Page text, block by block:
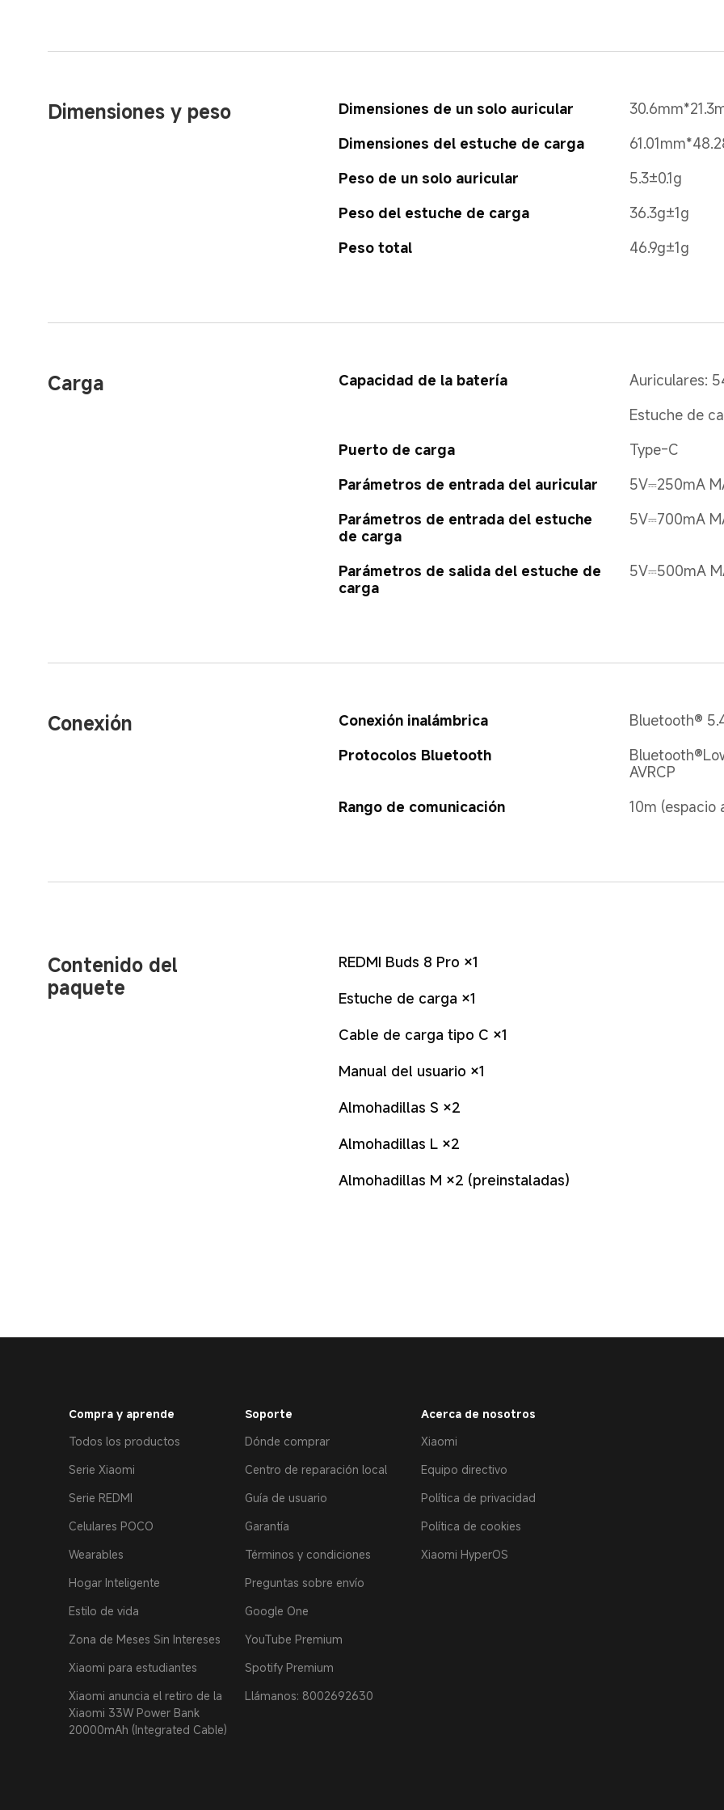
Dimensiones y peso Dimensiones de un solo auricular
Dimensiones del estuche de carga
Peso de un solo auricular
5.3±0.1g
Peso del estuche de carga
36.3g±1g
Peso total
46.9g±1g
Carga Capacidad de la batería
Auriculares:
Estuche de
Puerto de carga
Type-C
Parámetros de entrada del auricular
5V⎓250mA
Parámetros de entrada del estuche
de carga
5V⎓700mA
Parámetros de salida del estuche de
carga
5V⎓500mA
Conexión Conexión inalámbrica
Bluetooth®
Protocolos Bluetooth
AVRCP
Rango de comunicación
10m (espacio
Contenido del
paquete
REDMI Buds 8 Pro ×1
Estuche de carga ×1
Cable de carga tipo C ×1
Manual del usuario ×1
Almohadillas S ×2
Almohadillas L ×2
Almohadillas M ×2 (preinstaladas)
Compra y aprende
Todos los productos
Serie Xiaomi
Serie REDMI
Celulares POCO
Wearables
Hogar Inteligente
Estilo de vida
Zona de Meses Sin Intereses
Xiaomi para estudiantes
Xiaomi anuncia el retiro de la
Xiaomi 33W Power Bank
20000mAh (Integrated Cable)
Soporte
Dónde comprar
Centro de reparación local
Guía de usuario
Garantía
Términos y condiciones
Preguntas sobre envío
Google One
YouTube Premium
Spotify Premium
Llámanos: 8002692630
Acerca de nosotros
Xiaomi
Equipo directivo
Política de privacidad
Política de cookies
Xiaomi HyperOS